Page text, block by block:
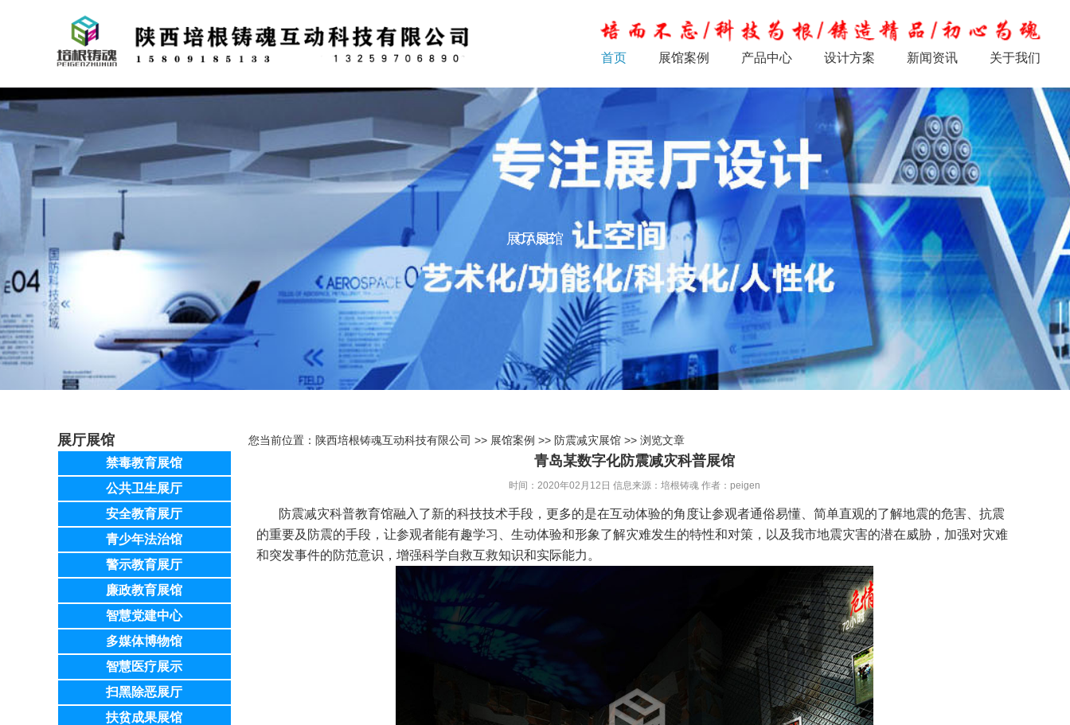
首页 展馆案例 产品中心 设计方案 新闻资讯 关于我们
展厅展馆
CASE
您当前位置： 陕西培根铸魂互动科技有限公司 >> 展馆案例 >> 防震减灾展馆 >> 浏览文章
展厅展馆
禁毒教育展馆
公共卫生展厅
安全教育展厅
青少年法治馆
警示教育展厅
廉政教育展馆
智慧党建中心
多媒体博物馆
智慧医疗展示
扫黑除恶展厅
扶贫成果展馆
青岛某数字化防震减灾科普展馆
时间：2020年02月12日 信息来源：培根铸魂 作者：peigen
防震减灾科普教育馆融入了新的科技技术手段，更多的是在互动体验的角度让参观者通俗易懂、简单直观的了解地震的危害、抗震
的重要及防震的手段，让参观者能有趣学习、生动体验和形象了解灾难发生的特性和对策，以及我市地震灾害的潜在威胁，加强对灾难
和突发事件的防范意识，增强科学自救互救知识和实际能力。